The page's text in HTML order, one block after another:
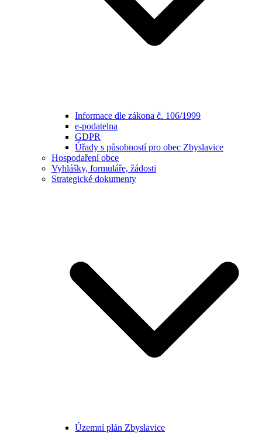
Informace dle zákona č. 106/1999
e-podatelna
GDPR
Úřady s působností pro obec Zbyslavice
Hospodaření obce
Vyhlášky, formuláře, žádosti
Strategické dokumenty
Územní plán Zbyslavice